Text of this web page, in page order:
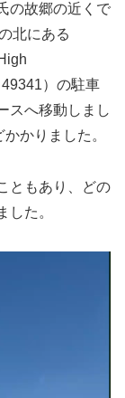
の故郷の近くで
北にある
）の駐車
スへ移動しまし
かりました。
ともあり、どの
した。